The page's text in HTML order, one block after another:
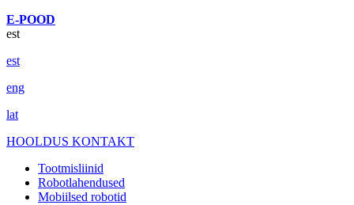
E-POOD
est
est
eng
lat
HOOLDUS KONTAKT
Tootmisliinid
Robotlahendused
Mobiilsed robotid